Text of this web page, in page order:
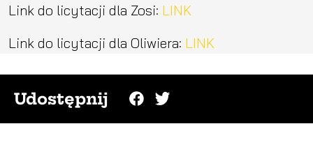
Link do licytacji dla Zosi: LINK
Link do licytacji dla Oliwiera: LINK
Udostępnij